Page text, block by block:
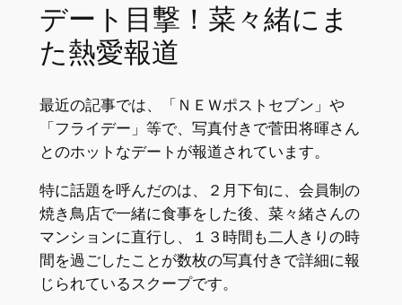
デート目撃！菜々緒にま
た熱愛報道
最近の記事では、「ＮＥＷポストセブン」や
「フライデー」等で、写真付きで菅田将暉さん
とのホットなデートが報道されています。
特に話題を呼んだのは、２月下旬に、会員制の
焼き鳥店で一緒に食事をした後、菜々緒さんの
マンションに直行し、１３時間も二人きりの時
間を過ごしたことが数枚の写真付きで詳細に報
じられているスクープです。